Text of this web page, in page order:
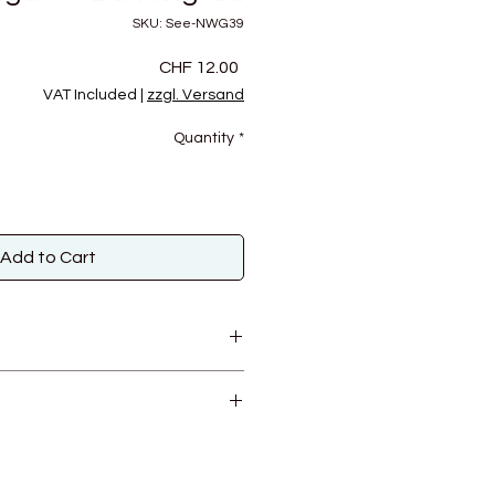
SKU: See-NWG39
CHF 12.00
VAT Included zzgl. Versand
Quantity *
Add to Cart